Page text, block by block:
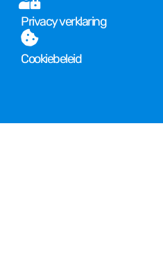
Privacy verklaring
Cookiebeleid